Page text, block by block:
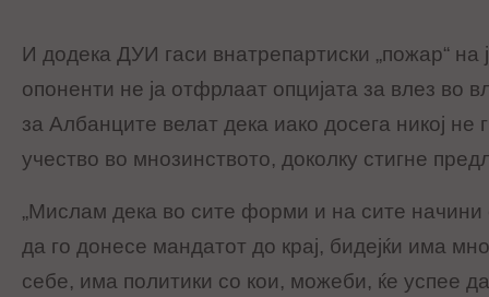
И додека ДУИ гаси внатрепартиски „пожар“ на
опоненти не ја отфрлаат опцијата за влез во
за Албанците велат дека иако досега никој не
учество во мнозинството, доколку стигне
„Мислам дека во сите форми и на сите
да го донесе мандатот до крај, бидејќи има
себе, има политики со кои, можеби, ќе успее